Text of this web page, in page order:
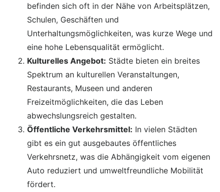
befinden sich oft in der Nähe von Arbeitsplätzen,
Schulen, Geschäften und
Unterhaltungsmöglichkeiten, was kurze Wege und
eine hohe Lebensqualität ermöglicht.
Kulturelles Angebot: Städte bieten ein breites
Spektrum an kulturellen Veranstaltungen,
Restaurants, Museen und anderen
Freizeitmöglichkeiten, die das Leben
abwechslungsreich gestalten.
Öffentliche Verkehrsmittel: In vielen Städten
gibt es ein gut ausgebautes öffentliches
Verkehrsnetz, was die Abhängigkeit vom eigenen
Auto reduziert und umweltfreundliche Mobilität
fördert.